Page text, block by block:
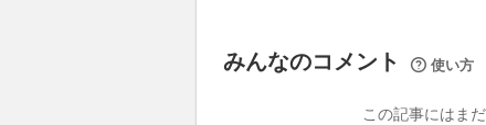
みんなのコメント 使い方
この記事にはま